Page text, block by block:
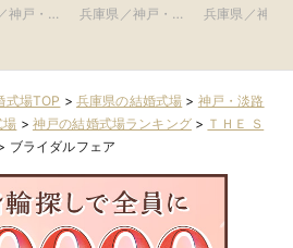
迎賓館
神戸・淡
ススクエアコウ
兵庫県／神戸・淡
兵庫県／神戸
式場TOP > 兵庫県の結婚式場 > 神戸・淡路
場 > 神戸の結婚式場ランキング> ＴＨＥ Ｓ
ブライダルフェア